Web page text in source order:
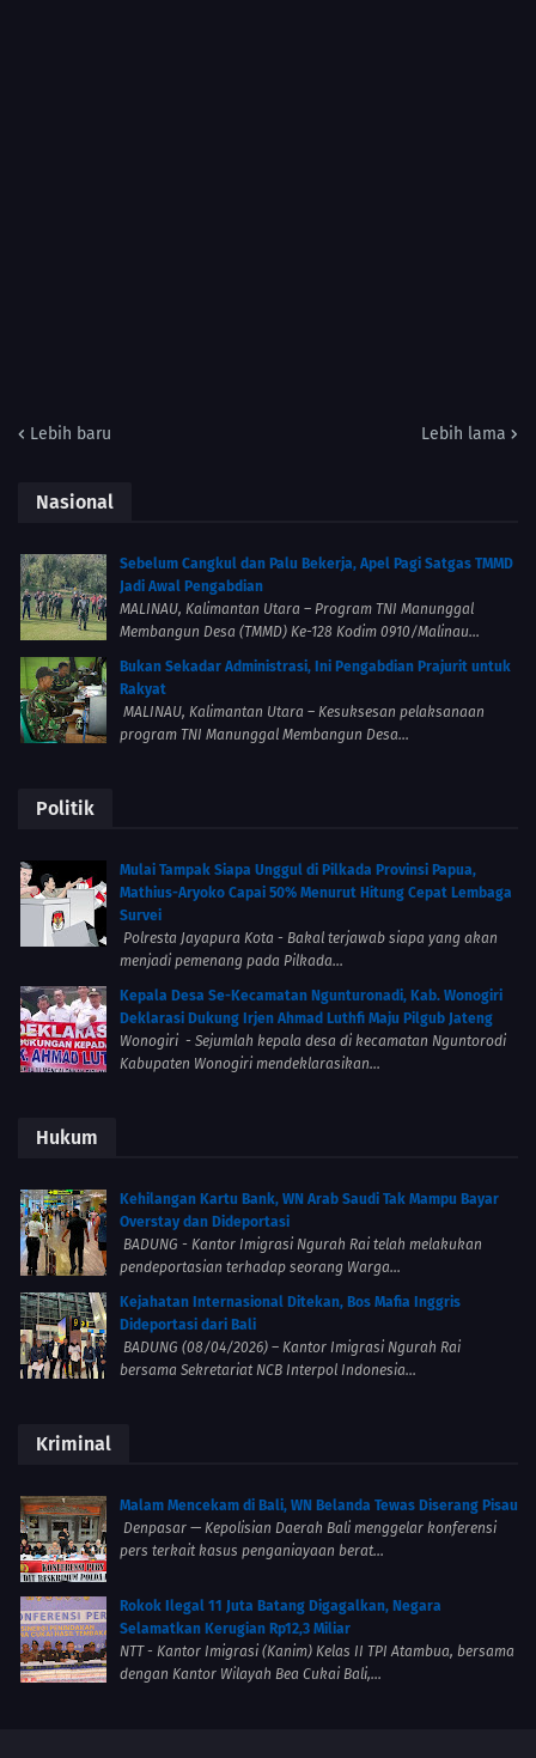
Lebih baru Lebih lama
Nasional
Sebelum Cangkul dan Palu Bekerja, Apel Pagi Satgas TMMD
Jadi Awal Pengabdian
MALINAU, Kalimantan Utara – Program TNI Manunggal
Membangun Desa (TMMD) Ke-128 Kodim 0910/Malinau...
Bukan Sekadar Administrasi, Ini Pengabdian Prajurit untuk
Rakyat
MALINAU, Kalimantan Utara – Kesuksesan pelaksanaan
program TNI Manunggal Membangun Desa...
Politik
Mulai Tampak Siapa Unggul di Pilkada Provinsi Papua,
Mathius-Aryoko Capai 50% Menurut Hitung Cepat Lembaga
Survei
Polresta Jayapura Kota - Bakal terjawab siapa yang akan
menjadi pemenang pada Pilkada...
Kepala Desa Se-Kecamatan Ngunturonadi, Kab. Wonogiri
Deklarasi Dukung Irjen Ahmad Luthfi Maju Pilgub Jateng
Wonogiri - Sejumlah kepala desa di kecamatan Nguntorodi
Kabupaten Wonogiri mendeklarasikan...
Hukum
Kehilangan Kartu Bank, WN Arab Saudi Tak Mampu Bayar
Overstay dan Dideportasi
BADUNG - Kantor Imigrasi Ngurah Rai telah melakukan
pendeportasian terhadap seorang Warga...
Kejahatan Internasional Ditekan, Bos Mafia Inggris
Dideportasi dari Bali
BADUNG (08/04/2026) – Kantor Imigrasi Ngurah Rai
bersama Sekretariat NCB Interpol Indonesia...
Kriminal
Malam Mencekam di Bali, WN Belanda Tewas Diserang Pisau
Denpasar — Kepolisian Daerah Bali menggelar konferensi
pers terkait kasus penganiayaan berat...
Rokok Ilegal 11 Juta Batang Digagalkan, Negara
Selamatkan Kerugian Rp12,3 Miliar
NTT - Kantor Imigrasi (Kanim) Kelas II TPI Atambua, bersama
dengan Kantor Wilayah Bea Cukai Bali,...